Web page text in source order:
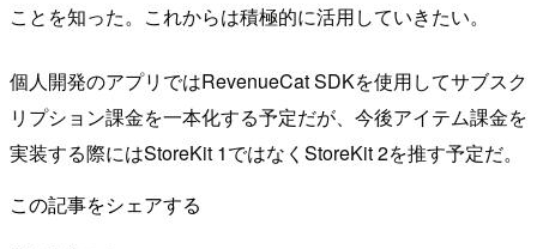
ことを知った。これからは積極的に活用していきたい。
個人開発のアプリではRevenueCat SDKを使用してサブスク
リプション課金を一本化する予定だが、今後アイテム課金を
実装する際にはStoreKit 1ではなくStoreKit 2を推す予定だ。
この記事をシェアする